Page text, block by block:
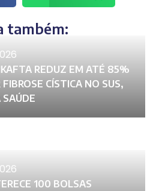
também:
REDUZ EM ATÉ 85%
CÍSTICA NO SUS,
100 BOLSAS